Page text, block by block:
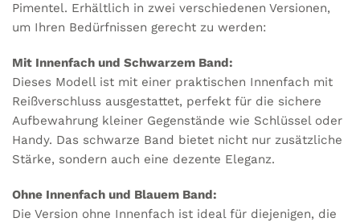
Pimentel. Erhältlich in zwei verschiedenen Versionen,
um Ihren Bedürfnissen gerecht zu werden:
Mit Innenfach und Schwarzem Band:
Dieses Modell ist mit einer praktischen Innenfach mit
Reißverschluss ausgestattet, perfekt für die sichere
Aufbewahrung kleiner Gegenstände wie Schlüssel oder
Handy. Das schwarze Band bietet nicht nur zusätzliche
Stärke, sondern auch eine dezente Eleganz.
Ohne Innenfach und Blauem Band:
Die Version ohne Innenfach ist ideal für diejenigen, die